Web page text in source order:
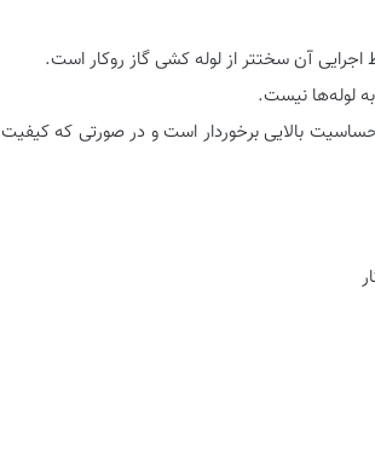
آن سختتر از لوله کشی گاز روکار است.
لوله‌ها نیست.
بالایی برخوردار است و در صورتی که کیفیت